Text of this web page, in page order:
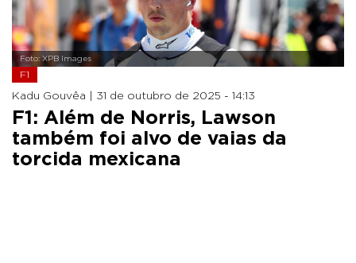
Foto: XPB Images
F1
Kadu Gouvêa | 31 de outubro de 2025 - 14:13
F1: Além de Norris, Lawson
também foi alvo de vaias da
torcida mexicana